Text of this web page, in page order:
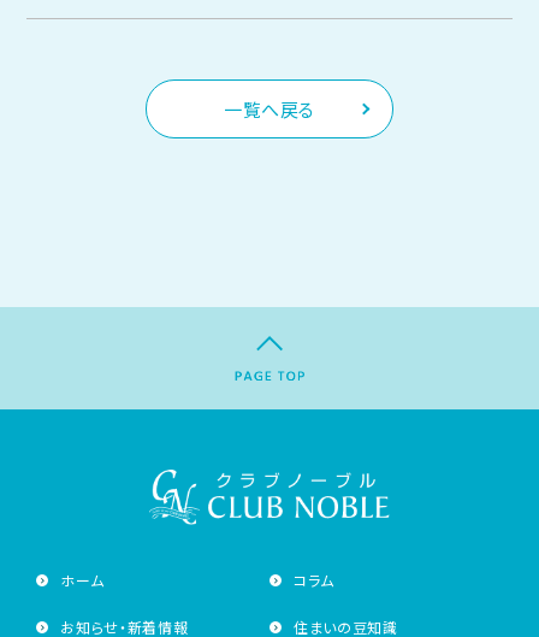
一覧へ戻る
ホーム
お知らせ・新着情報
コラム
住まいの豆知識